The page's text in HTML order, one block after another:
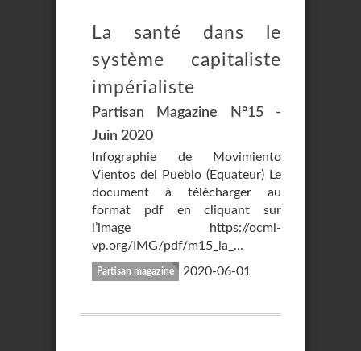
La santé dans le
système capitaliste
impérialiste
Partisan Magazine N°15 -
Juin 2020
Infographie de Movimiento
Vientos del Pueblo (Equateur) Le
document à télécharger au
format pdf en cliquant sur
l’image https://ocml-
vp.org/IMG/pdf/m15_la_...
Partisan magazine 2020-06-01